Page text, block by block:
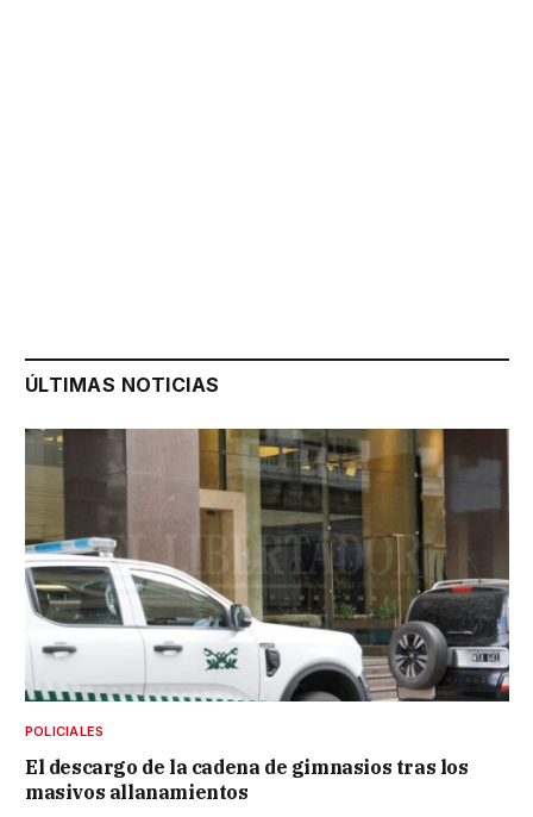
ÚLTIMAS NOTICIAS
POLICIALES
El descargo de la cadena de gimnasios tras los
masivos allanamientos